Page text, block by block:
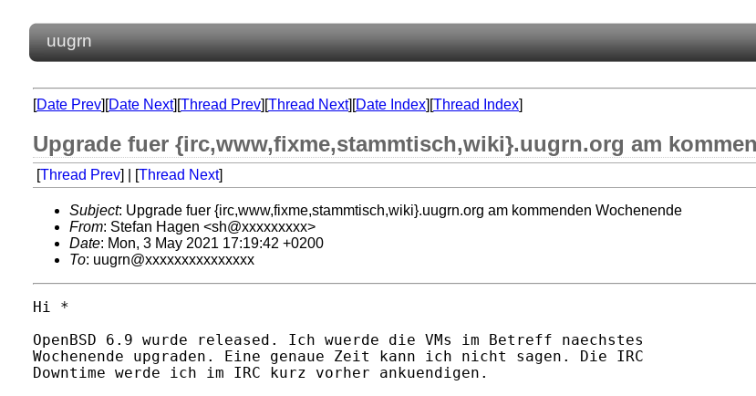
uugrn
[Date Prev][Date Next][Thread Prev][Thread Next][Date Index][Thread Index]
Upgrade fuer {irc,www,fixme,stammtisch,wiki}.uugrn.org am
[Thread Prev] | [Thread Next]
Subject: Upgrade fuer {irc,www,fixme,stammtisch,wiki}.uugrn.org am kommenden Wochenende
From: Stefan Hagen <sh@xxxxxxxxx>
Date: Mon, 3 May 2021 17:19:42 +0200
To: uugrn@xxxxxxxxxxxxxxx
Hi *
OpenBSD 6.9 wurde released. Ich wuerde die VMs im Betreff naechstes
Wochenende upgraden. Eine genaue Zeit kann ich nicht sagen. Die IRC
Downtime werde ich im IRC kurz vorher ankuendigen.